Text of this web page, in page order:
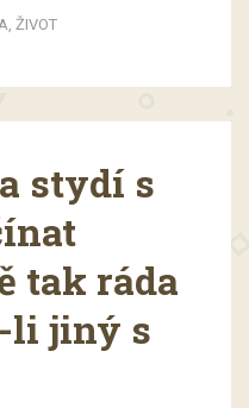
, ŽIVOT
stydí s
tak ráda
li jiný s